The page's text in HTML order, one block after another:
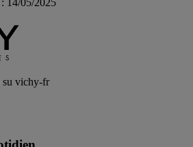
14/05/2025
su vichy-fr